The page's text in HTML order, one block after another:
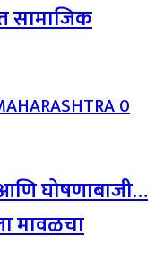
सामाजिक
0
आणि घोषणाबाजी…
मावळचा